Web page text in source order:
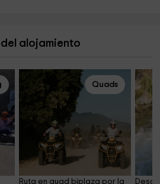
alojamiento
Quads
Ruta en quad biplaza por la